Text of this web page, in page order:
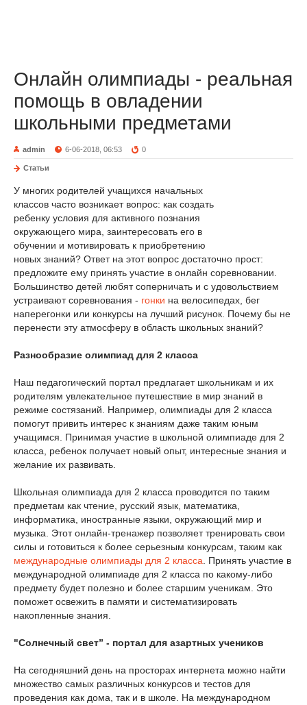
Онлайн олимпиады - реальная
помощь в овладении
школьными предметами
admin 6-06-2018, 06:53 0
Статьи
У многих родителей учащихся начальных
классов часто возникает вопрос: как создать
ребенку условия для активного познания
окружающего мира, заинтересовать его в
обучении и мотивировать к приобретению
новых знаний? Ответ на этот вопрос достаточно прост:
предложите ему принять участие в онлайн соревновании.
Большинство детей любят соперничать и с удовольствием
устраивают соревнования - гонки на велосипедах, бег
наперегонки или конкурсы на лучший рисунок. Почему бы не
перенести эту атмосферу в область школьных знаний?
Разнообразие олимпиад для 2 класса
Наш педагогический портал предлагает школьникам и их
родителям увлекательное путешествие в мир знаний в
режиме состязаний. Например, олимпиады для 2 класса
помогут привить интерес к знаниям даже таким юным
учащимся. Принимая участие в школьной олимпиаде для 2
класса, ребенок получает новый опыт, интересные знания и
желание их развивать.
Школьная олимпиада для 2 класса проводится по таким
предметам как чтение, русский язык, математика,
информатика, иностранные языки, окружающий мир и
музыка. Этот онлайн-тренажер позволяет тренировать свои
силы и готовиться к более серьезным конкурсам, таким как
международные олимпиады для 2 класса . Принять участие в
международной олимпиаде для 2 класса по какому-либо
предмету будет полезно и более старшим ученикам. Это
поможет освежить в памяти и систематизировать
накопленные знания.
"Солнечный свет” - портал для азартных учеников
На сегодняшний день на просторах интернета можно найти
множество самых различных конкурсов и тестов для
проведения как дома, так и в школе. На международном